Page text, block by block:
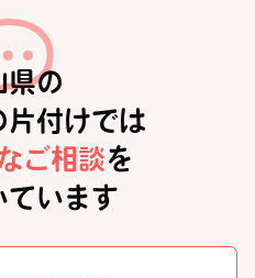
県の
片付けでは
ご相談を
ています